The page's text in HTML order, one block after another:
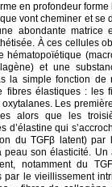
en profondeur
vont cheminer et
abondante matrice
À ces cellules
et une
la simple fonction
élastiques : les
Les
alors que les
qui
du TGFβ latent) par
son élasticité.
notamment du
le vieillissement